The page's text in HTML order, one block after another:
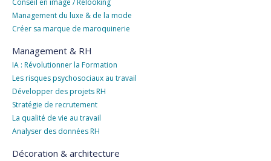
Management du luxe & de la mode
Créer sa marque de maroquinerie
Management & RH
IA : Révolutionner la Formation
Les risques psychosociaux au travail
Développer des projets RH
Stratégie de recrutement
La qualité de vie au travail
Analyser des données RH
Décoration & architecture